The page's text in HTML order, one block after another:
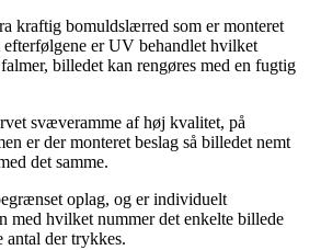
kraftig bomuldslærred som er monteret
efterfølgene er UV behandlet hvilket
billedet kan rengøres med en fugtig
svæveramme af høj kvalitet, på
er der monteret beslag så billedet nemt
det samme.
oplag, og er individuelt
med hvilket nummer det enkelte billede
antal der trykkes.